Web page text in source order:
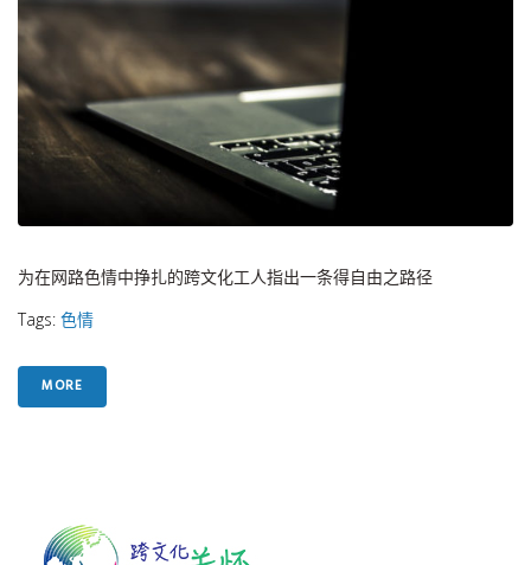
为在网路色情中挣扎的跨文化工人指出一条得自由之路径
Tags: 色情
MORE